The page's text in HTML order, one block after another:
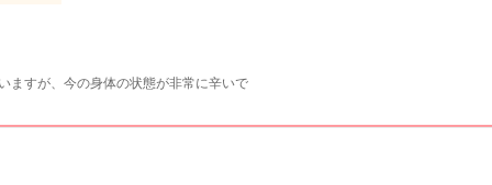
ますが、今の身体の状態が非常に辛いで